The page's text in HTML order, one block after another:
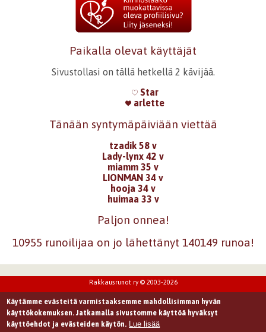
Paikalla olevat käyttäjät
Sivustollasi on tällä hetkellä 2 kävijää.
Star
arlette
Tänään syntymäpäiviään viettää
tzadik 58 v
Lady-lynx 42 v
miamm 35 v
LIONMAN 34 v
hooja 34 v
huimaa 33 v
Paljon onnea!
10955 runoilijaa on jo lähettänyt 140149 runoa!
Rakkausrunot ry © 2003-2026
Käytämme evästeitä varmistaaksemme mahdollisimman hyvän
käyttökokemuksen. Jatkamalla sivustomme käyttöä hyväksyt
käyttöehdot ja evästeiden käytön. Lue lisää